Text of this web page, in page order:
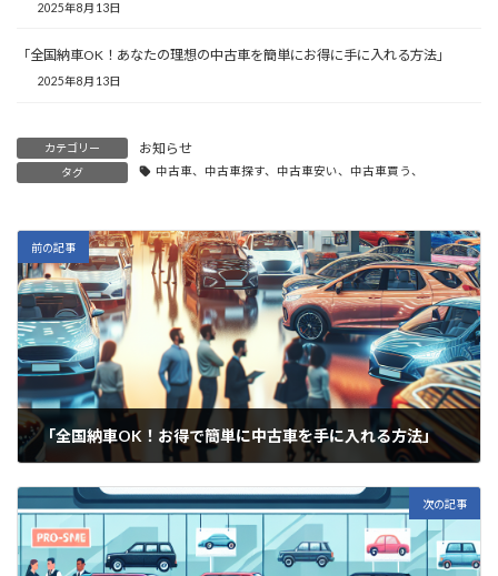
2025年8月13日
「全国納車OK！あなたの理想の中古車を簡単にお得に手に入れる方法」
2025年8月13日
カテゴリー お知らせ
タグ 中古車、中古車探す、中古車安い、中古車買う、
前の記事
「全国納車OK！お得で簡単に中古車を手に入れる方法」
次の記事